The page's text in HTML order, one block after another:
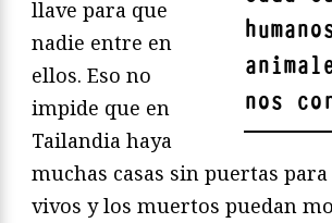
nos
llave para que
nadie entre en
ellos. Eso no
impide que en
Tailandia haya
muchas casas sin puertas
vivos y los muertos puedan